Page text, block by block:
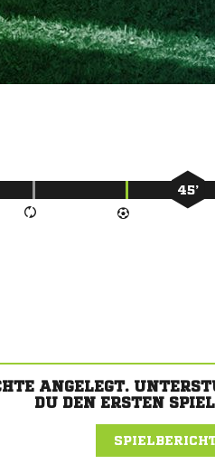
45’
ANGELEGT.
DU DEN ERSTEN